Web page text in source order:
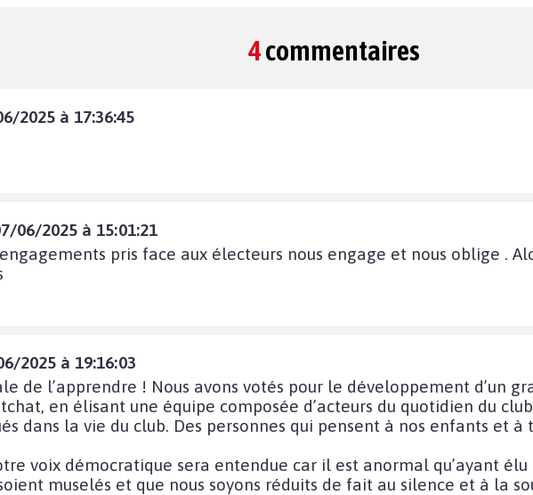
4commentaires
2025 à 17:36:45
06/2025 à 15:01:21
pris face aux électeurs nous engage et nous oblige .
2025 à 19:16:03
de l’apprendre ! Nous avons votés pour le développement d’un
en élisant une équipe composée d’acteurs du quotidien du
dans la vie du club. Des personnes qui pensent à nos enfants et à
voix démocratique sera entendue car il est anormal qu’ayant
muselés et que nous soyons réduits de fait au silence et à la